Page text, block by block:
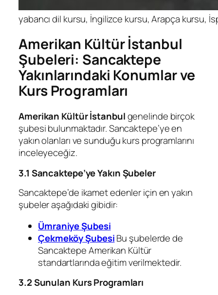
yabancı dil kursu, İngilizce kursu, Arapça kursu,
Amerikan Kültür İstanbul
Şubeleri: Sancaktepe
Yakınlarındaki Konumlar ve
Kurs Programları
Amerikan Kültür İstanbulgenelinde birçok
şubesi bulunmaktadır. Sancaktepe’ye en
yakın olanları ve sunduğu kurs programlarını
inceleyeceğiz.
3.1 Sancaktepe’ye Yakın Şubeler
Sancaktepe’de ikamet edenler için en yakın
şubeler aşağıdaki gibidir:
Ümraniye Şubesi
Çekmeköy ŞubesiBu şubelerde de
Sancaktepe Amerikan Kültür
standartlarında eğitim verilmektedir.
3.2 Sunulan Kurs Programları